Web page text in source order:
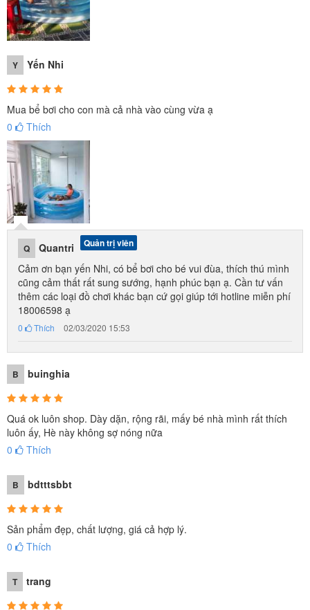
Y Yến Nhi
Mua bể bơi cho con mà cả nhà vào cùng vừa ạ
0
Thích
Q Quantri Quản trị viên
Cảm ơn bạn yến Nhi, có bể bơi cho bé vui đùa, thích thú mình
cũng cảm thất rất sung sướng, hạnh phúc bạn ạ. Cần tư vấn
thêm các loại đồ chơi khác bạn cứ gọi giúp tới hotline miễn phí
18006598 ạ
0 Thích 02/03/2020 15:53
B buinghia
Quá ok luôn shop. Dày dặn, rộng rãi, mấy bé nhà mình rất thích
luôn ấy, Hè này không sợ nóng nữa
0
Thích
B bdtttsbbt
Sản phẩm đẹp, chất lượng, giá cả hợp lý.
0
Thích
T trang